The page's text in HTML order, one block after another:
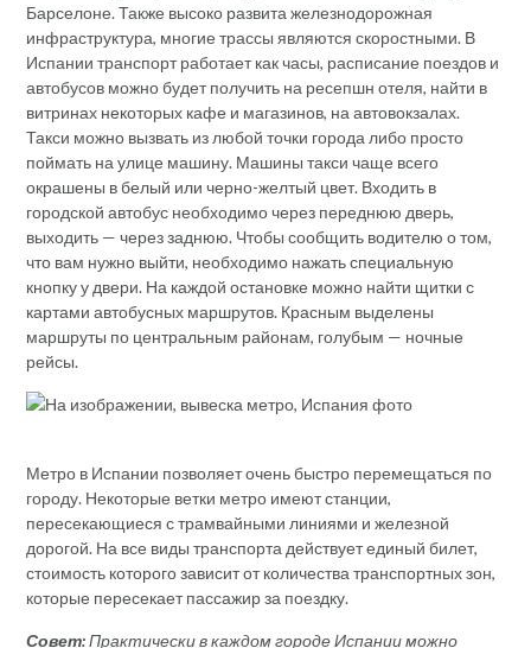
Барселоне. Также высоко развита железнодорожная
инфраструктура, многие трассы являются скоростными. В
Испании транспорт работает как часы, расписание поездов и
автобусов можно будет получить на ресепшн отеля, найти в
витринах некоторых кафе и магазинов, на автовокзалах.
Такси можно вызвать из любой точки города либо просто
поймать на улице машину. Машины такси чаще всего
окрашены в белый или черно-желтый цвет. Входить в
городской автобус необходимо через переднюю дверь,
выходить — через заднюю. Чтобы сообщить водителю о том,
что вам нужно выйти, необходимо нажать специальную
кнопку у двери. На каждой остановке можно найти щитки с
картами автобусных маршрутов. Красным выделены
маршруты по центральным районам, голубым — ночные
рейсы.
Метро в Испании позволяет очень быстро перемещаться по
городу. Некоторые ветки метро имеют станции,
пересекающиеся с трамвайными линиями и железной
дорогой. На все виды транспорта действует единый билет,
стоимость которого зависит от количества транспортных зон,
которые пересекает пассажир за поездку.
Совет:Практически в каждом городе Испании можно